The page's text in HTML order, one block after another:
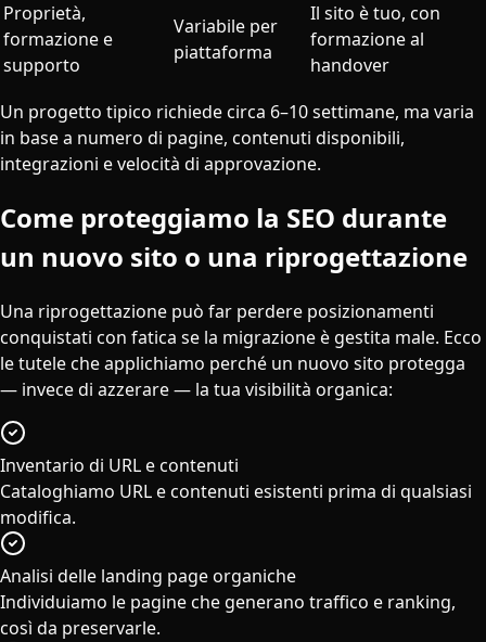
Proprietà,
formazione e
supporto
Variabile per
piattaforma
Il sito è tuo, con
formazione al
handover
Un progetto tipico richiede circa 6–10 settimane, ma varia
in base a numero di pagine, contenuti disponibili,
integrazioni e velocità di approvazione.
Come proteggiamo la SEO durante
un nuovo sito o una riprogettazione
Una riprogettazione può far perdere posizionamenti
conquistati con fatica se la migrazione è gestita male. Ecco
le tutele che applichiamo perché un nuovo sito protegga
— invece di azzerare — la tua visibilità organica:
Inventario di URL e contenuti
Cataloghiamo URL e contenuti esistenti prima di qualsiasi
modifica.
Analisi delle landing page organiche
Individuiamo le pagine che generano traffico e ranking,
così da preservarle.